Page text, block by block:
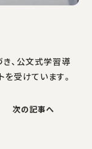
、公文式学習導
を受けています。
次の記事へ